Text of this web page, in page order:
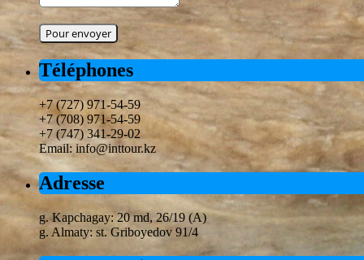
Téléphones
+7 (727) 971-54-59
+7 (708) 971-54-59
+7 (747) 341-29-02
Email: info@inttour.kz
Adresse
g. Kapchagay: 20 md, 26/19 (A)
g. Almaty: st. Griboyedov 91/4